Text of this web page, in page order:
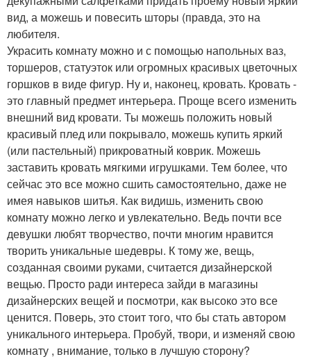
вид, а можешь и повесить шторы (правда, это на
любителя.
Украсить комнату можно и с помощью напольных ваз,
торшеров, статуэток или огромных красивых цветочных
горшков в виде фигур. Ну и, наконец, кровать. Кровать -
это главный предмет интерьера. Проще всего изменить
внешний вид кровати. Ты можешь положить новый
красивый плед или покрывало, можешь купить яркий
(или пастельный) прикроватный коврик. Можешь
заставить кровать мягкими игрушками. Тем более, что
сейчас это все можно сшить самостоятельно, даже не
имея навыков шитья. Как видишь, изменить свою
комнату можно легко и увлекательно. Ведь почти все
девушки любят творчество, почти многим нравится
творить уникальные шедевры. К тому же, вещь,
созданная своими руками, считается дизайнерской
вещью. Просто ради интереса зайди в магазины
дизайнерских вещей и посмотри, как высоко это все
ценится. Поверь, это стоит того, что бы стать автором
уникального интерьера. Пробуй, твори, и изменяй свою
комнату , внимание, только в лучшую сторону?